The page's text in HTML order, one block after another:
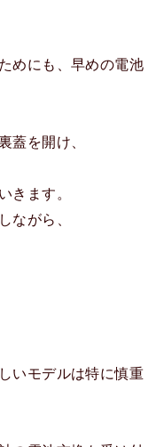
めにも、早めの電池
蓋を開け、
きます。
ながら、
いモデルは特に慎重